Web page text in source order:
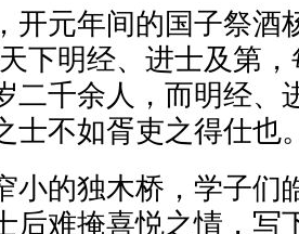
开元年间的国子祭酒
下明经、进士及第
二千余人，而明经、
士不如胥吏之得仕也
小的独木桥，学子们
后难掩喜悦之情，写